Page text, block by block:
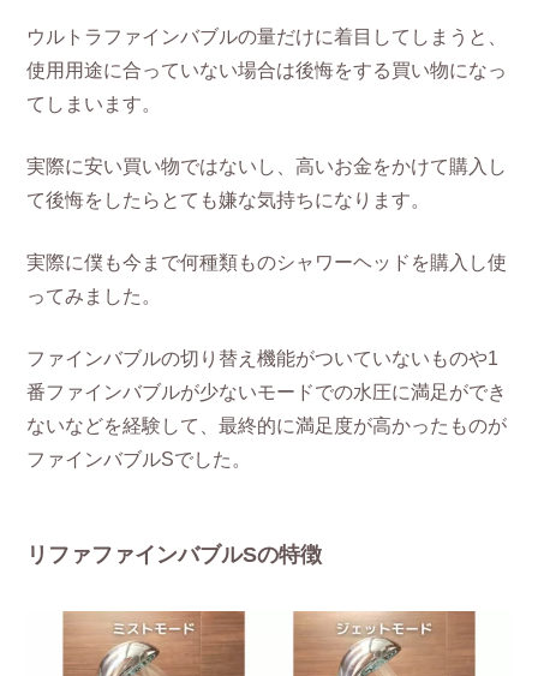
ウルトラファインバブルの量だけに着目してしまうと、
使用用途に合っていない場合は後悔をする買い物になっ
てしまいます。
実際に安い買い物ではないし、高いお金をかけて購入し
て後悔をしたらとても嫌な気持ちになります。
実際に僕も今まで何種類ものシャワーヘッドを購入し使
ってみました。
ファインバブルの切り替え機能がついていないものや1
番ファインバブルが少ないモードでの水圧に満足ができ
ないなどを経験して、最終的に満足度が高かったものが
ファインバブルSでした。
リファファインバブルSの特徴